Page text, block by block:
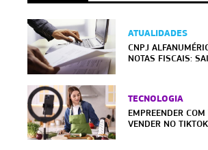
ATUALIDADES
CNPJ
NOTAS FISCAIS:
TECNOLOGIA
EMPREENDER
VENDER NO